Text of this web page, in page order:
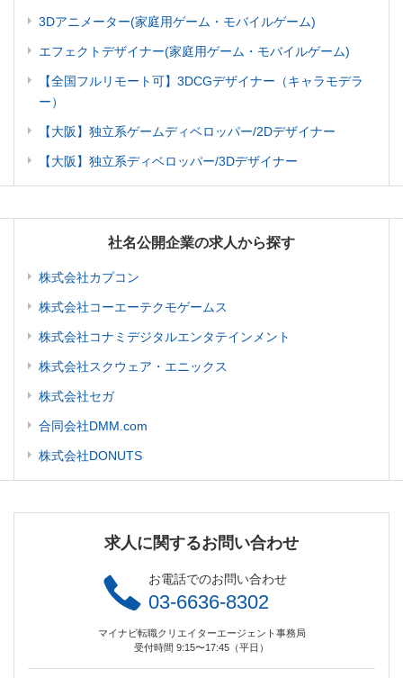
3Dアニメーター(家庭用ゲーム・モバイルゲーム)
エフェクトデザイナー(家庭用ゲーム・モバイルゲーム)
【全国フルリモート可】3DCGデザイナー（キャラモデラ
ー）
【大阪】独立系ゲームディベロッパー/2Dデザイナー
【大阪】独立系ディベロッパー/3Dデザイナー
社名公開企業の求人から探す
株式会社カプコン
株式会社コーエーテクモゲームス
株式会社コナミデジタルエンタテインメント
株式会社スクウェア・エニックス
株式会社セガ
合同会社DMM.com
株式会社DONUTS
求人に関するお問い合わせ
お電話でのお問い合わせ
03-6636-8302
マイナビ転職クリエイターエージェント事務局
受付時間 9:15〜17:45（平日）